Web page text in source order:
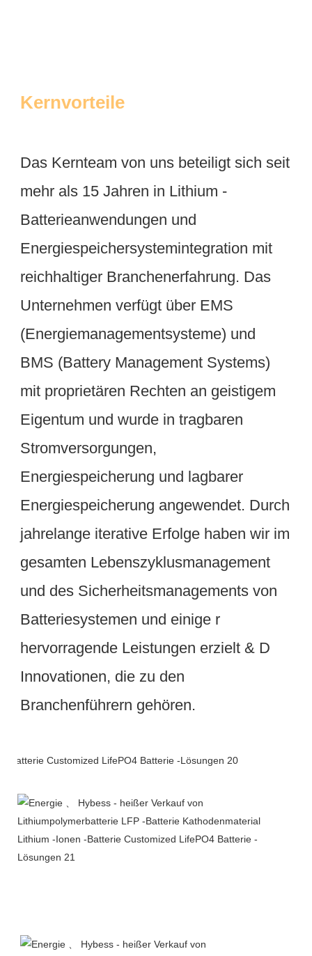
Das Kernteam von uns beteiligt sich seit
mehr als 15 Jahren in Lithium -
Batterieanwendungen und
Energiespeichersystemintegration mit
reichhaltiger Branchenerfahrung. Das
Unternehmen verfügt über EMS
(Energiemanagementsysteme) und
BMS (Battery Management Systems)
mit proprietären Rechten an geistigem
Eigentum und wurde in tragbaren
Stromversorgungen,
Energiespeicherung und lagbarer
Energiespeicherung angewendet. Durch
jahrelange iterative Erfolge haben wir im
gesamten Lebenszyklusmanagement
und des Sicherheitsmanagements von
Batteriesystemen und einige r
hervorragende Leistungen erzielt & D
Innovationen, die zu den